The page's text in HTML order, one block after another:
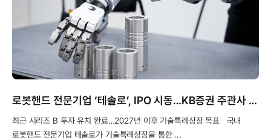
로봇핸드 전문기업 ‘테솔로’, IPO 시동…KB증권 주관사 선정
최근 시리즈 B 투자 유치 완료…2027년 이후 기술특례상장 목표 국내
로봇핸드 전문기업 테솔로가 기술특례상장을 통한 ...